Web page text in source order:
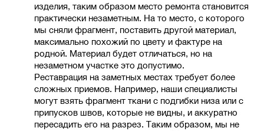
изделия, таким образом место ремонта становится
практически незаметным. На то место, с которого
мы сняли фрагмент, поставить другой материал,
максимально похожий по цвету и фактуре на
родной. Материал будет отличаться, но на
незаметном участке это допустимо.
Реставрация на заметных местах требует более
сложных приемов. Например, наши специалисты
могут взять фрагмент ткани с подгибки низа или с
припусков швов, которые не видны, и аккуратно
пересадить его на разрез. Таким образом, мы не